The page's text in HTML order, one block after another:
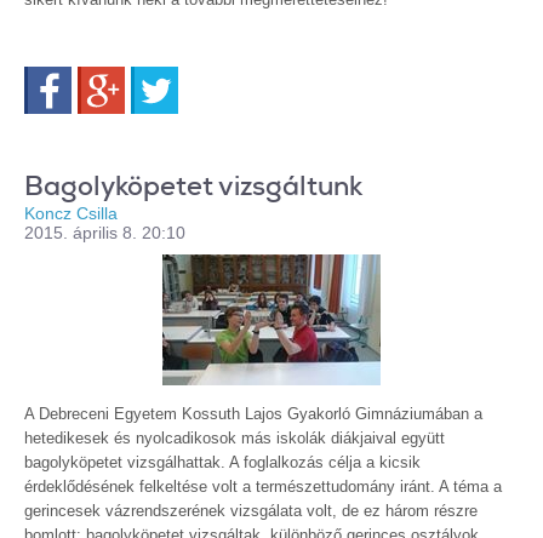
FacebookGoogle+
Bagolyköpetet vizsgáltunk
Koncz Csilla
2015. április 8. 20:10
A Debreceni Egyetem Kossuth Lajos Gyakorló Gimnáziumában a
hetedikesek és nyolcadikosok más iskolák diákjaival együtt
bagolyköpetet vizsgálhattak. A foglalkozás célja a kicsik
érdeklődésének felkeltése volt a természettudomány iránt. A téma a
gerincesek vázrendszerének vizsgálata volt, de ez három részre